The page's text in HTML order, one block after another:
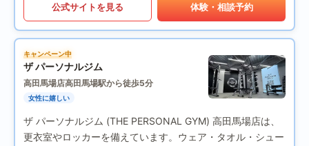
公式サイトを見る 体験・相談予約
キャンペーン中
ザ パーソナルジム
高田馬場店高田馬場駅から徒歩5分
女性に嬉しい
ザ パーソナルジム (THE PERSONAL GYM) 高田馬場店は、
更衣室やロッカーを備えています。ウェア・タオル・シュー